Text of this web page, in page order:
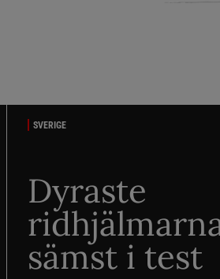
SVERIGE
Dyraste
sämst i test